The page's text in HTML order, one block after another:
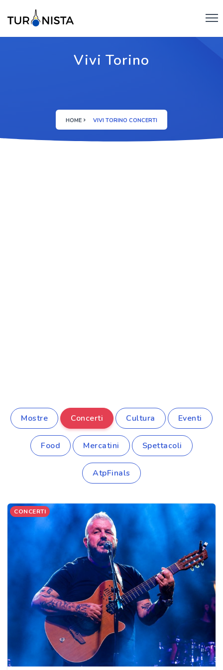
Vivi Torino
HOME VIVI TORINO CONCERTI
Mostre Concerti Cultura Eventi
Food Mercatini Spettacoli
AtpFinals
CONCERTI